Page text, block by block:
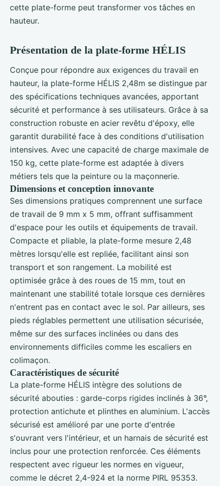
cette plate-forme peut transformer vos tâches en
hauteur.
Présentation de la plate-forme HÉLIS
Conçue pour répondre aux exigences du travail en
hauteur, la plate-forme HÉLIS 2,48m se distingue par
des spécifications techniques avancées, apportant
sécurité et performance à ses utilisateurs. Grâce à sa
construction robuste en acier revêtu d'époxy, elle
garantit durabilité face à des conditions d'utilisation
intensives. Avec une capacité de charge maximale de
150 kg, cette plate-forme est adaptée à divers
métiers tels que la peinture ou la maçonnerie.
Dimensions et conception innovante
Ses dimensions pratiques comprennent une surface
de travail de 9 mm x 5 mm, offrant suffisamment
d'espace pour les outils et équipements de travail.
Compacte et pliable, la plate-forme mesure 2,48
mètres lorsqu'elle est repliée, facilitant ainsi son
transport et son rangement. La mobilité est
optimisée grâce à des roues de 15 mm, tout en
maintenant une stabilité totale lorsque ces dernières
n'entrent pas en contact avec le sol. Par ailleurs, ses
pieds réglables permettent une utilisation sécurisée,
même sur des surfaces inclinées ou dans des
environnements difficiles comme les escaliers en
colimaçon.
Caractéristiques de sécurité
La plate-forme HÉLIS intègre des solutions de
sécurité abouties : garde-corps rigides inclinés à 36°,
protection antichute et plinthes en aluminium. L'accès
sécurisé est amélioré par une porte d'entrée
s'ouvrant vers l'intérieur, et un harnais de sécurité est
inclus pour une protection renforcée. Ces éléments
respectent avec rigueur les normes en vigueur,
comme le décret 2,4-924 et la norme PIRL 95353.